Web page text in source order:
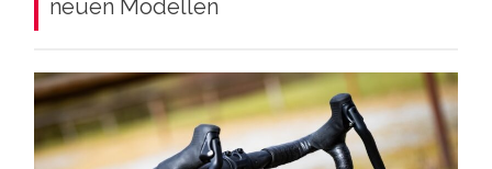
neuen Modellen